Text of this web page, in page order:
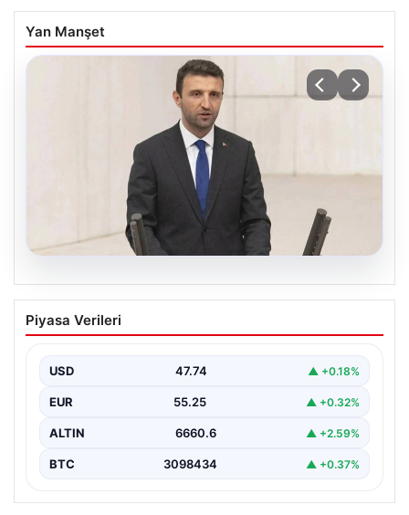
Yan Manşet
07.08.2026
AKP’li isimden skandal sözler! Barınma
sorunundan gençleri sorumlu tuttu
Sorunu ve Gençlerin Sorumluluğu Üzerine Tartışmalar",
"content":…
Piyasa Verileri
USD 47.74 ▲ +0.18%
EUR 55.25 ▲ +0.32%
ALTIN 6660.6 ▲ +2.59%
BTC 3098434 ▲ +0.37%